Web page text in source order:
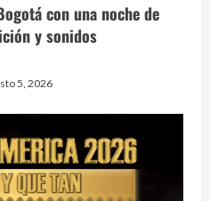
con una noche de
y sonidos
5, 2026